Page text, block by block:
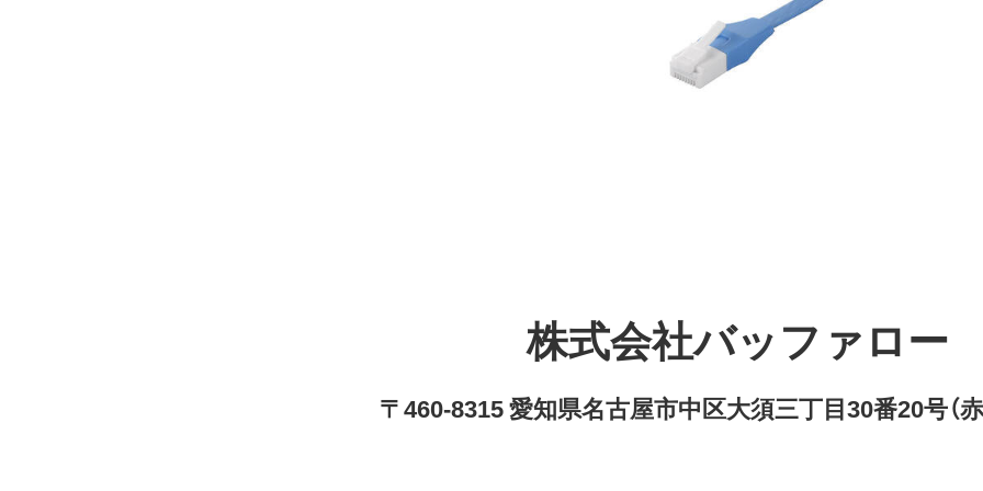
株式会社バッファロー
〒460-8315 愛知県名古屋市中区大須三丁目30番20号（